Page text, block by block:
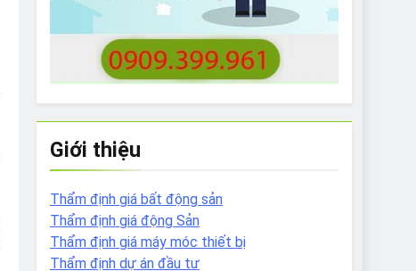
Giới thiệu
Thẩm định giá bất động sản
Thẩm định giá động Sản
Thẩm định giá máy móc thiết bị
Thẩm định dự án đầu tư